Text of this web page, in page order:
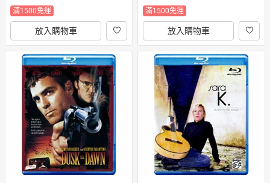
滿1500免運
放入購物車
滿1500免運
放入購物車